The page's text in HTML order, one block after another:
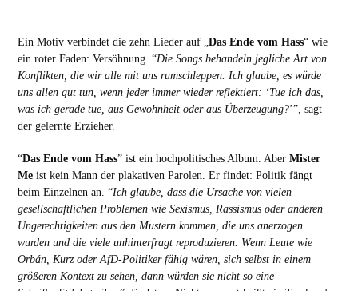
Ein Motiv verbindet die zehn Lieder auf „Das Ende vom Hass“ wie
ein roter Faden: Versöhnung. “Die Songs behandeln jegliche Art von
Konflikten, die wir alle mit uns rumschleppen. Ich glaube, es würde
uns allen gut tun, wenn jeder immer wieder reflektiert: ‘Tue ich das,
was ich gerade tue, aus Gewohnheit oder aus Überzeugung?’”, sagt
der gelernte Erzieher.
“Das Ende vom Hass” ist ein hochpolitisches Album. Aber Mister
Meist kein Mann der plakativen Parolen. Er findet: Politik fängt
beim Einzelnen an. “Ich glaube, dass die Ursache von vielen
gesellschaftlichen Problemen wie Sexismus, Rassismus oder anderen
Ungerechtigkeiten aus den Mustern kommen, die uns anerzogen
wurden und die viele unhinterfragt reproduzieren. Wenn Leute wie
Orbán, Kurz oder AfD-Politiker fähig wären, sich selbst in einem
größeren Kontext zu sehen, dann würden sie nicht so eine